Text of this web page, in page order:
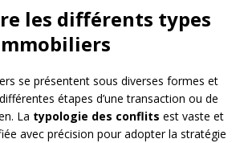
les différents types
se présentent sous diverses formes et
étapes d’une transaction ou de
La typologie des conflits est vaste et
avec précision pour adopter la stratégie